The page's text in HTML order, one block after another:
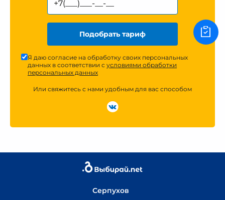
Подобрать тариф
Я даю согласие на обработку своих персональных
данных в соответствии с условиями обработки
персональных данных
Или свяжитесь с нами удобным для вас способом
Серпухов